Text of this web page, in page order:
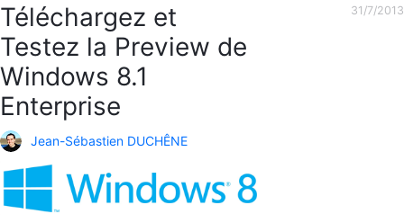
Téléchargez et
Testez la Preview de
Windows 8.1
Enterprise
Jean-Sébastien DUCHÊNE
31/7/2013